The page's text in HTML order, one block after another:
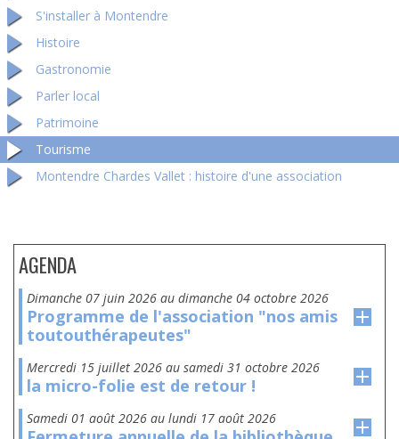
S'installer à Montendre
Histoire
Gastronomie
Parler local
Patrimoine
Tourisme
Montendre Chardes Vallet : histoire d'une association
AGENDA
dimanche 07 juin 2026 au dimanche 04 octobre 2026
Programme de l'association "nos amis
toutouthérapeutes"
mercredi 15 juillet 2026 au samedi 31 octobre 2026
la micro-folie est de retour !
samedi 01 août 2026 au lundi 17 août 2026